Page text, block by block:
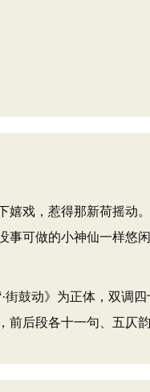
戏，惹得那新荷摇动。
可做的小神仙一样悠闲
·街鼓动》为正体，双调
后段各十一句、五仄韵